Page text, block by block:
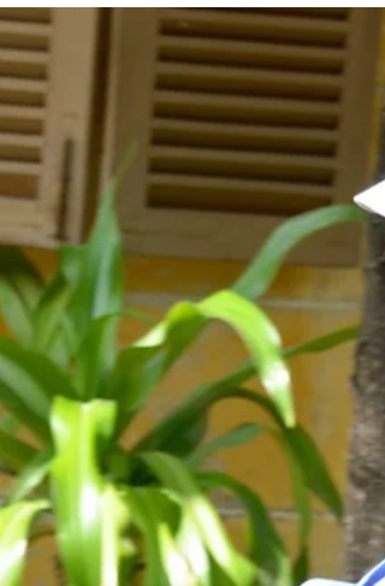
La symbiose bactéries-tumeurs émerge comme un
facteur de résistance au traitement anticancéreux .Le
remarquable travail de Leore Geller...